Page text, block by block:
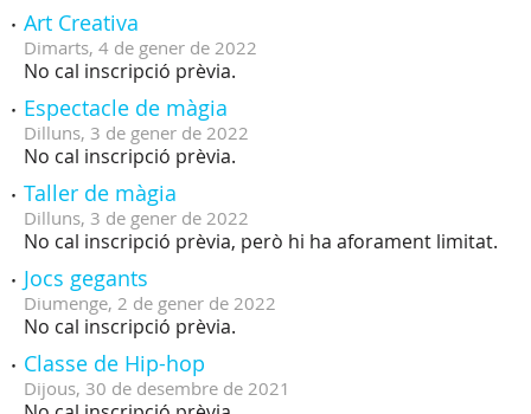
Art Creativa
Dimarts, 4 de gener de 2022
No cal inscripció prèvia.
Espectacle de màgia
Dilluns, 3 de gener de 2022
No cal inscripció prèvia.
Taller de màgia
Dilluns, 3 de gener de 2022
No cal inscripció prèvia, però hi ha aforament limitat.
Jocs gegants
Diumenge, 2 de gener de 2022
No cal inscripció prèvia.
Classe de Hip-hop
Dijous, 30 de desembre de 2021